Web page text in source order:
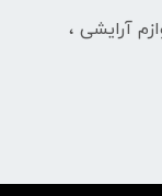
آرایشی ،